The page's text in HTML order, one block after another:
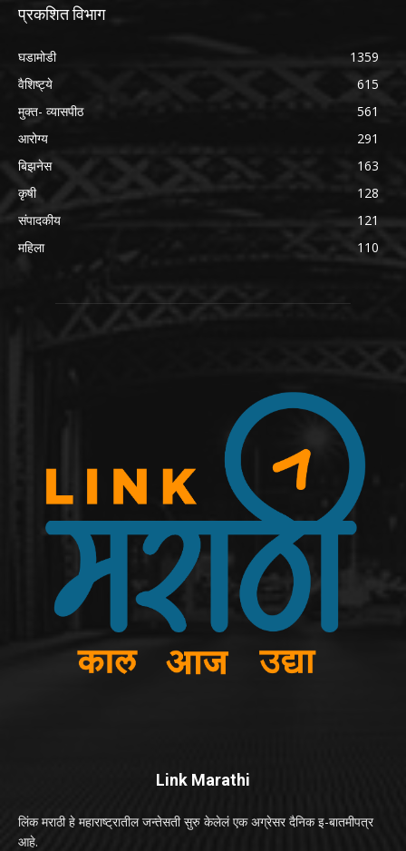
प्रकशित विभाग
घडामोडी
1359
वैशिष्ट्ये
615
मुक्त- व्यासपीठ
561
आरोग्य
291
बिझनेस
163
कृषी
128
संपादकीय
121
महिला
110
Link Marathi
लिंक मराठी हे महाराष्ट्रातील जन्तेसती सुरु केलेलं एक अग्रेसर दैनिक इ-बातमीपत्र
आहे.